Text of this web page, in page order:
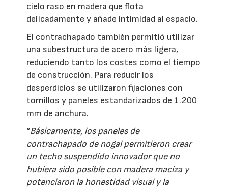
cielo raso en madera que flota
delicadamente y añade intimidad al espacio.
El contrachapado también permitió utilizar
una subestructura de acero más ligera,
reduciendo tanto los costes como el tiempo
de construcción. Para reducir los
desperdicios se utilizaron fijaciones con
tornillos y paneles estandarizados de 1.200
mm de anchura.
“Básicamente, los paneles de
contrachapado de nogal permitieron crear
un techo suspendido innovador que no
hubiera sido posible con madera maciza y
potenciaron la honestidad visual y la